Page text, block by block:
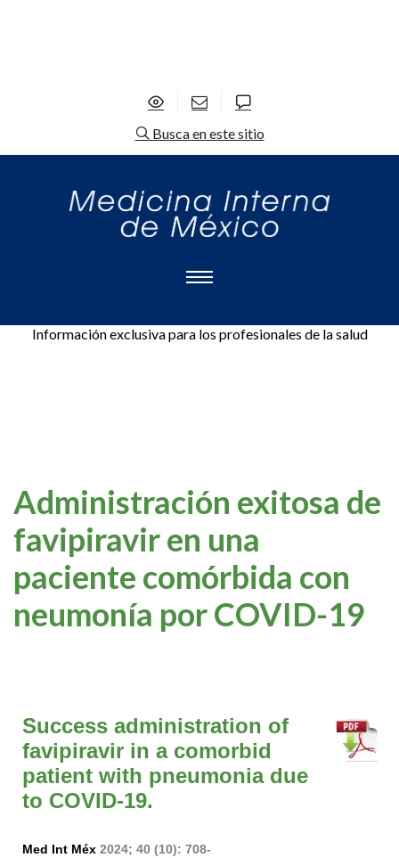
Busca en este sitio
Información exclusiva para los profesionales de la salud
Administración exitosa de
favipiravir en una
paciente comórbida con
neumonía por COVID-19
Success administration of
favipiravir in a comorbid
patient with pneumonia due
to COVID-19.
Med Int Méx 2024; 40 (10): 708-